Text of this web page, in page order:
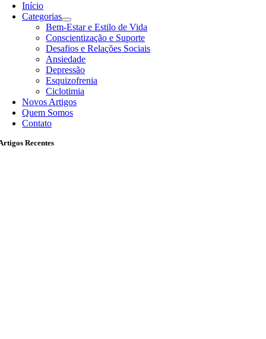
Início
Categorias
Bem-Estar e Estilo de Vida
Conscientização e Suporte
Desafios e Relações Sociais
Ansiedade
Depressão
Esquizofrenia
Ciclotimia
Novos Artigos
Quem Somos
Contato
Recentes